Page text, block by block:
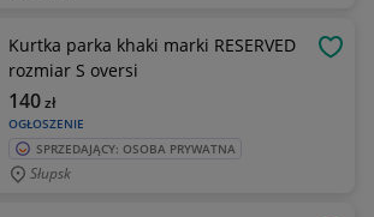
Kurtka parka khaki marki RESERVED
rozmiar S oversi
OGŁOSZENIE
140zł
SPRZEDAJĄCY: OSOBA PRYWATNA
Słupsk